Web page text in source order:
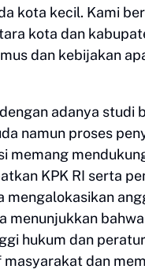
kota kecil. Kami
kota dan
dan kebijakan
adanya studi
namun proses
memang
KPK RI serta
menunjukkan
hukum dan
dan